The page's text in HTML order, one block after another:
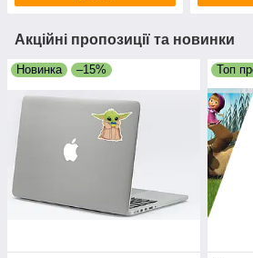
Акційні пропозиції та новинки
Новинка –15% Топ